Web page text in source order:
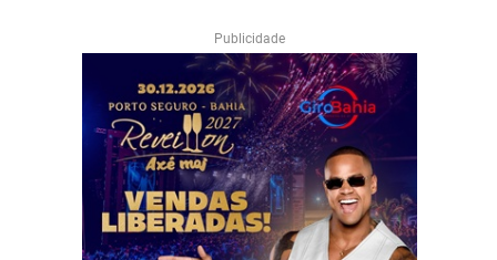
Publicidade